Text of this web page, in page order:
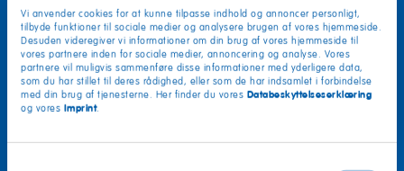
Vi anvender cookies for at kunne tilpasse indhold og annoncer personligt,
tilbyde funktioner til sociale medier og analysere brugen af vores hjemmeside.
Desuden videregiver vi informationer om din brug af vores hjemmeside til
vores partnere inden for sociale medier, annoncering og analyse. Vores
partnere vil muligvis sammenføre disse informationer med yderligere data,
som du har stillet til deres rådighed, eller som de har indsamlet i forbindelse
med din brug af tjenesterne. Her finder du vores Databeskyttelseserklæring
og vores Imprint.